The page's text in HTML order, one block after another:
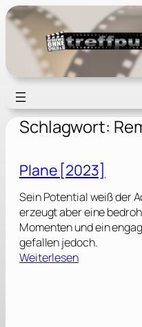
Zum
Inhalt
springen
Schlagwort:
Plane [2023]
Sein Potential weiß der
erzeugt aber eine
Momenten und ein
gefallen jedoch.
Weiterlesen: